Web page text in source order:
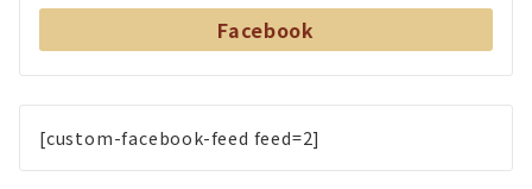
Facebook
[custom-facebook-feed feed=2]